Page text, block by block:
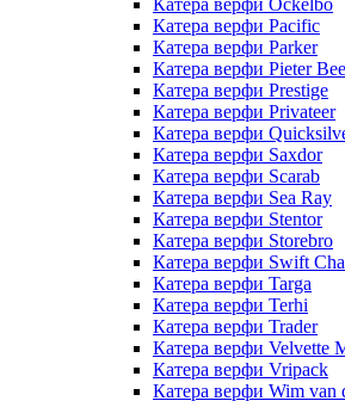
Катера верфи Ockelbo
Катера верфи Pacific
Катера верфи Parker
Катера верфи Pieter
Катера верфи Prestige
Катера верфи Privateer
Катера верфи
Катера верфи Saxdor
Катера верфи Scarab
Катера верфи Sea Ray
Катера верфи Stentor
Катера верфи Storebro
Катера верфи Swift
Катера верфи Targa
Катера верфи Terhi
Катера верфи Trader
Катера верфи Velvette
Катера верфи Vripack
Катера верфи Wim van